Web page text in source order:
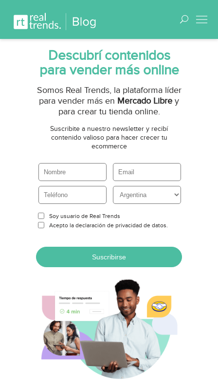
Descubrí contenidos
para vender más online
Somos Real Trends, la plataforma líder
para vender más en Mercado Libre y
para crear tu tienda online.
Suscribite a nuestro newsletter y recibí
contenido valioso para hacer crecer tu
ecommerce
Soy usuario de Real Trends
Acepto la declaración de privacidad de datos.